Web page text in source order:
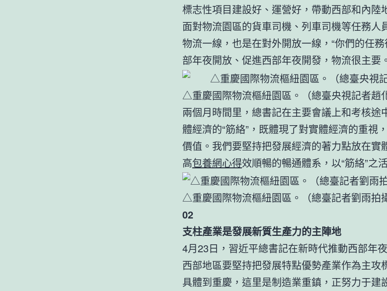
標志性項目建設好、運營好，帶動西部和內陸
面對物流園區的貨車司機、列車司機等任務人
物流一線，也是在對外開放一線，“你們的任
部年夜開放、促進西部年夜開發，物流很主要。
△重慶國際物流樞紐園區。（總臺央視記者趙
兩個月時間里，總書記在主要會議上和考核途
體經濟的“筋絡”，既體現了對實體經濟的重視
價值。我們要堅持把發展經濟的著力點放在實
高包養網心得效順暢的暢通體系，以“筋絡”之
△重慶國際物流樞紐園區。（總臺記者劉雨
02
支柱產業是發展新質生產力的主陣地
4月23日，習近平總書記在新時代推動西部年
西部地區要堅持把發展特點優勢產業作為主攻
具體到重慶，這里是制造業重鎮，正努力于建